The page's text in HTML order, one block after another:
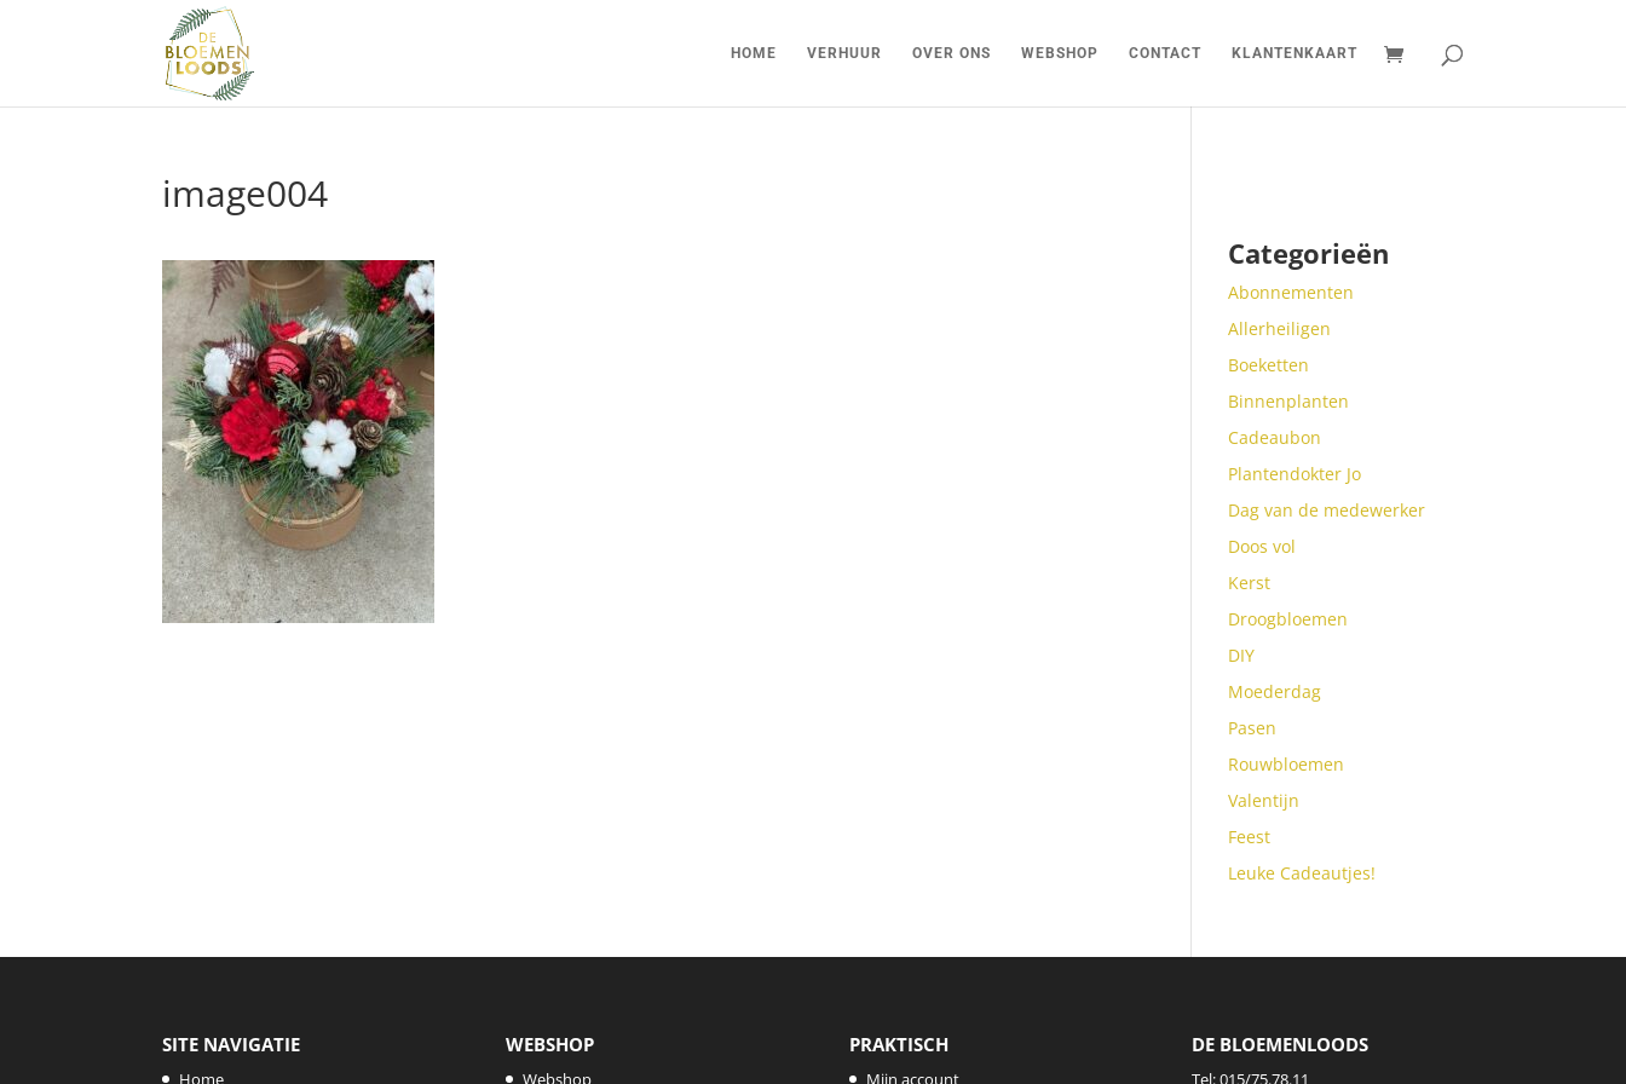
HOME VERHUUR OVER ONS WEBSHOP CONTACT KLANTENKAART
image004
Categorieën
Abonnementen
Allerheiligen
Boeketten
Binnenplanten
Cadeaubon
Plantendokter Jo
Dag van de medewerker
Doos vol
Kerst
Droogbloemen
DIY
Moederdag
Pasen
Rouwbloemen
Valentijn
Feest
Leuke Cadeautjes!
SITE NAVIGATIE
Home
WEBSHOP
Webshop
PRAKTISCH
Mijn account
DE BLOEMENLOODS
Tel:015/75.78.11